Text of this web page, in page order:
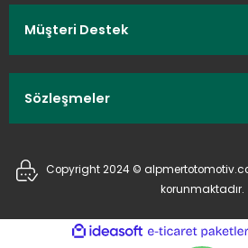
Müşteri Destek
Sözleşmeler
Copyright 2024 ©
korunmaktadır.
ideasoft